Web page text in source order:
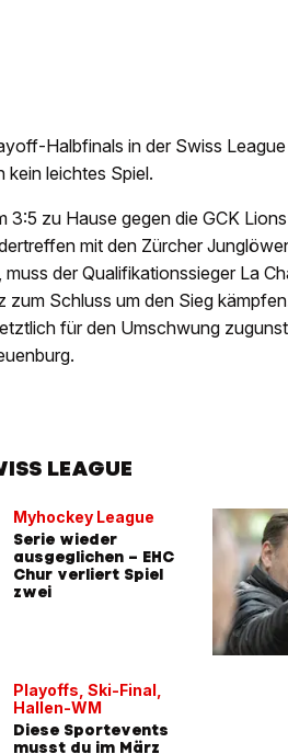
Halbfinals in der Swiss
kein leichtes Spiel.
3:5 zu Hause gegen die GCK
mit den Zürcher
muss der Qualifikationssieger La
zum Schluss um den Sieg
für den Umschwung
LEAGUE
Myhockey League
Serie wieder
ausgeglichen – EHC
Chur verliert Spiel
zwei
Playoffs, Ski-Final,
Hallen-WM
Diese Sportevents
musst du im März